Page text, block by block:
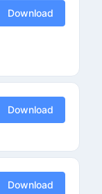
Download
Download
Download